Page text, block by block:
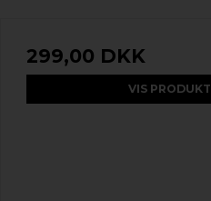
299,00 DKK
VIS PRODUKT